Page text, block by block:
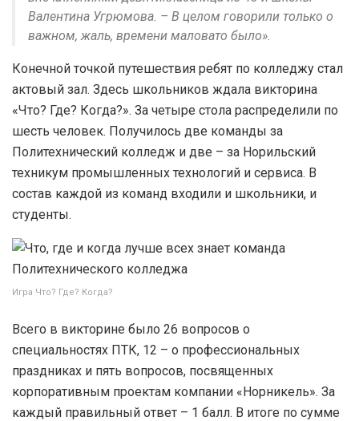
Валентина Угрюмова. – В целом говорили только о
важном, жаль, времени маловато было».
Конечной точкой путешествия ребят по колледжу стал
актовый зал. Здесь школьников ждала викторина
«Что? Где? Когда?». За четыре стола распределили по
шесть человек. Получилось две команды за
Политехнический колледж и две – за Норильский
техникум промышленных технологий и сервиса. В
состав каждой из команд входили и школьники, и
студенты.
Игра Что? Где? Когда?
Всего в викторине было 26 вопросов о
специальностях ПТК, 12 – о профессиональных
праздниках и пять вопросов, посвященных
корпоративным проектам компании «Норникель». За
каждый правильный ответ – 1 балл. В итоге по сумме